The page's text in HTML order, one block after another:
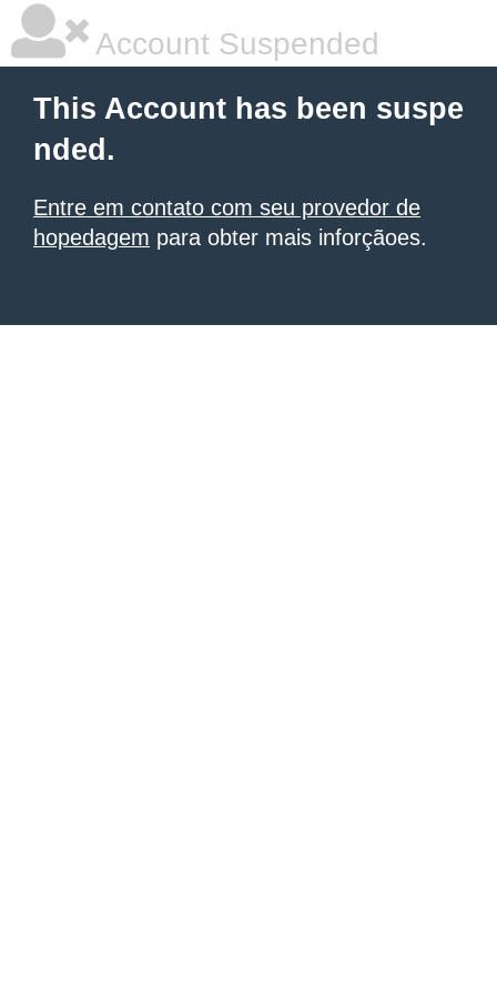
Account Suspended
This Account has been suspe
nded.
Entre em contato com seu provedor de
hopedagem para obter mais inforçãoes.